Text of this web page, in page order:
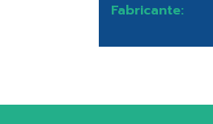
Fabricante: